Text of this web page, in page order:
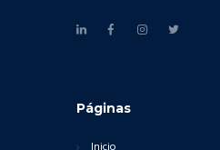
Páginas